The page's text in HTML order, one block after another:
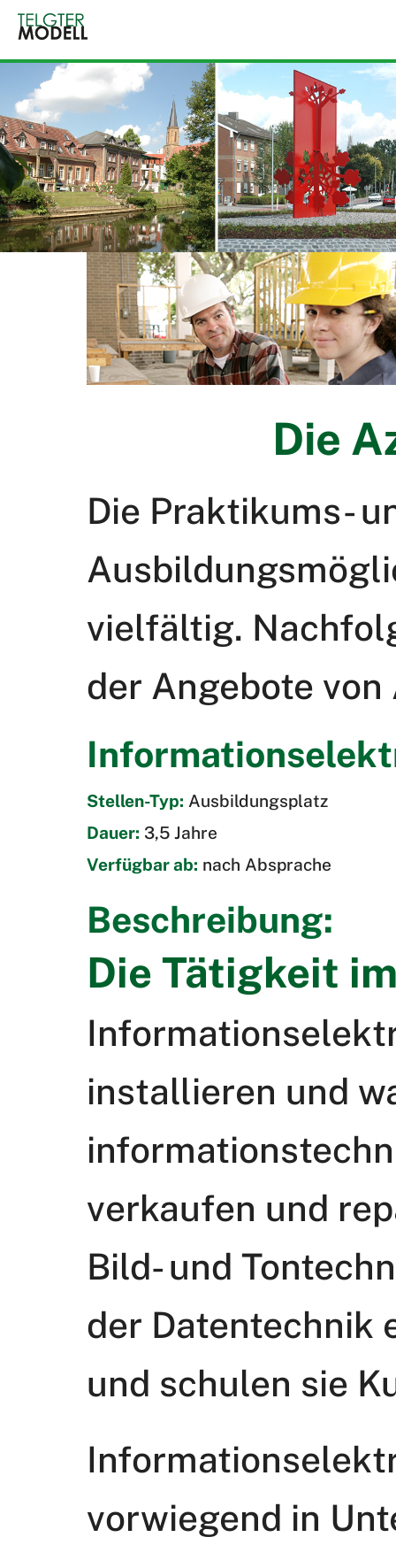
Die
Die Praktikums-
vielfältig.
der Angebote von
Stellen-Typ: Ausbildungsplatz
Dauer: 3,5 Jahre
Verfügbar ab: nach Absprache
Beschreibung:
Die Tätigkeit
installieren und
verkaufen und
Bild- und
der Datentechnik
und schulen sie
vorwiegend in